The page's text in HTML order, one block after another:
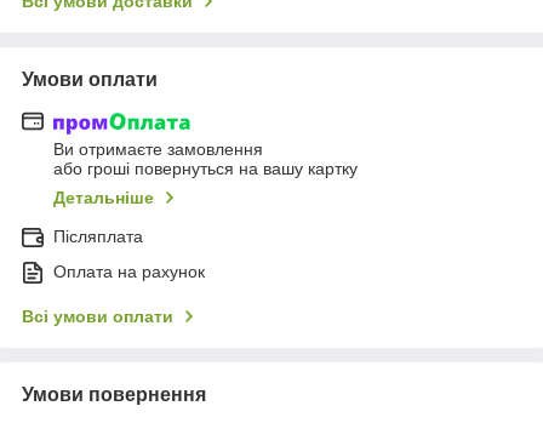
Умови оплати
Ви отримаєте замовлення
або гроші повернуться на вашу картку
Детальніше
Післяплата
Оплата на рахунок
Всі умови оплати
Умови повернення